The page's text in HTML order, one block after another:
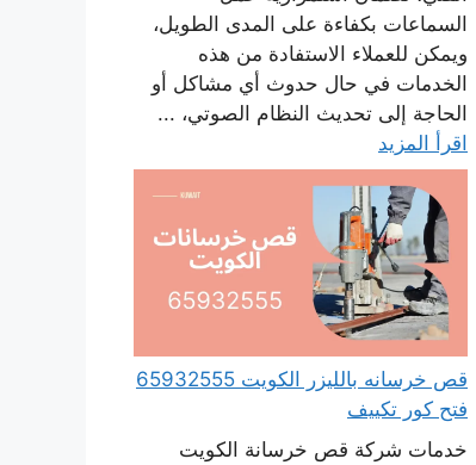
السماعات بكفاءة على المدى الطويل،
ويمكن للعملاء الاستفادة من هذه
الخدمات في حال حدوث أي مشاكل أو
الحاجة إلى تحديث النظام الصوتي، ...
اقرأ المزيد
قص خرسانه بالليزر الكويت 65932555
فتح كور تكييف
خدمات شركة قص خرسانة الكويت